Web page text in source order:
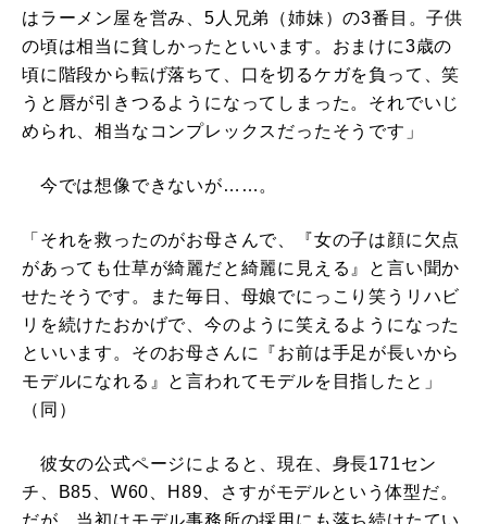
はラーメン屋を営み、5人兄弟（姉妹）の3番目。子供
の頃は相当に貧しかったといいます。おまけに3歳の
頃に階段から転げ落ちて、口を切るケガを負って、笑
うと唇が引きつるようになってしまった。それでいじ
められ、相当なコンプレックスだったそうです」
今では想像できないが……。
「それを救ったのがお母さんで、『女の子は顔に欠点
があっても仕草が綺麗だと綺麗に見える』と言い聞か
せたそうです。また毎日、母娘でにっこり笑うリハビ
リを続けたおかげで、今のように笑えるようになった
といいます。そのお母さんに『お前は手足が長いから
モデルになれる』と言われてモデルを目指したと」
（同）
彼女の公式ページによると、現在、身長171セン
チ、B85、W60、H89、さすがモデルという体型だ。
だが、当初はモデル事務所の採用にも落ち続けたてい